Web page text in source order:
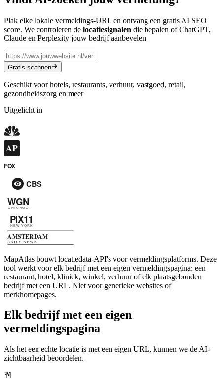
Plak elke lokale vermeldings-URL en ontvang een gratis AI SEO
score. We controleren de locatiesignalen die bepalen of ChatGPT,
Claude en Perplexity jouw bedrijf aanbevelen.
Gratis scannen
Geschikt voor hotels, restaurants, verhuur, vastgoed, retail,
gezondheidszorg en meer
Uitgelicht in
MapAtlas bouwt locatiedata-API's voor vermeldingsplatforms. Deze
tool werkt voor elk bedrijf met een eigen vermeldingspagina: een
restaurant, hotel, kliniek, winkel, verhuur of elk plaatsgebonden
bedrijf met een URL. Niet voor generieke websites of
merkhomepages.
Elk bedrijf met een eigen
vermeldingspagina
Als het een echte locatie is met een eigen URL, kunnen we de AI-
zichtbaarheid beoordelen.